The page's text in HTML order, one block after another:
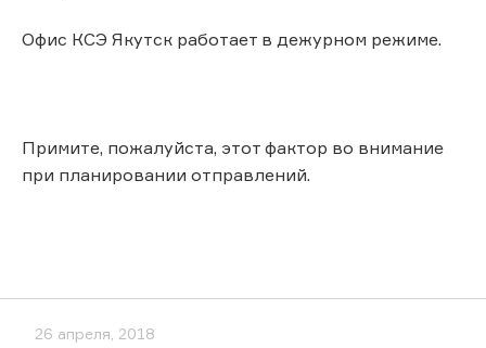
Офис КСЭ Якутск работает в дежурном режиме.
Примите, пожалуйста, этот фактор во внимание
при планировании отправлений.
26 апреля, 2018